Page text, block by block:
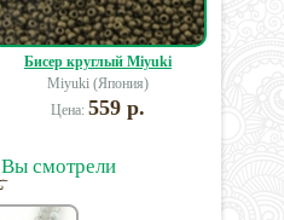
Бисер круглый Miyuki
Miyuki (Япония)
Цена: 559 р.
Вы смотрели